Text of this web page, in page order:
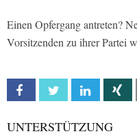
Einen Opfergang antreten?
Vorsitzenden zu ihrer Partei
Facebook Twitter Linkedin
UNTERSTÜTZUNG